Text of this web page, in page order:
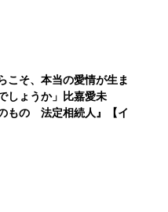
こそ、本当の愛情が生ま
しょうか」比嘉愛未
もの 法定相続人』【イ